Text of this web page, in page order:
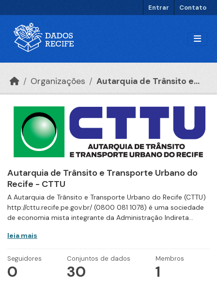
Entrar Contato
Organizações Autarquia de Trânsito e...
Autarquia de Trânsito e Transporte Urbano do
Recife - CTTU
A Autarquia de Trânsito e Transporte Urbano do Recife (CTTU)
http://cttu.recife.pe.gov.br/ (0800 081 1078) é uma sociedade
de economia mista integrante da Administração Indireta...
leia mais
Seguidores
0
Conjuntos de dados
30
Membros
1